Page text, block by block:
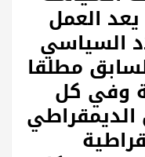
العمل
السياسي
مطلقا
وفي كل
الديمقراطي